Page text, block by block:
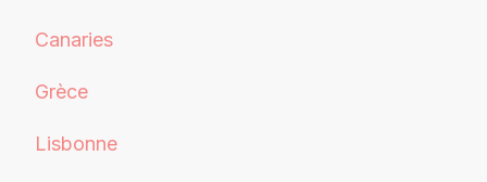
Canaries
Grèce
Lisbonne